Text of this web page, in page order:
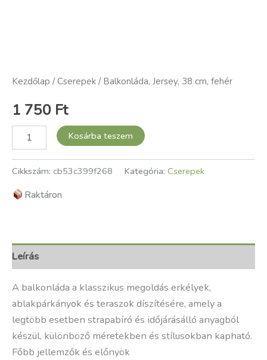
Kezdőlap /Cserepek / Balkonláda, Jersey, 38 cm, fehér
1 750 Ft
Kosárba teszem
Cikkszám: cb53c399f268 Kategória: Cserepek
Raktáron
Leírás
A balkonláda a klasszikus megoldás erkélyek,
ablakpárkányok és teraszok díszítésére, amely a
legtöbb esetben strapabíró és időjárásálló anyagból
készül, különböző méretekben és stílusokban kapható.
Főbb jellemzők és előnyök